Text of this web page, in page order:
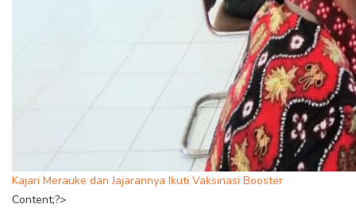
Kajari Merauke dan Jajarannya Ikuti Vaksinasi Booster
Content;?>